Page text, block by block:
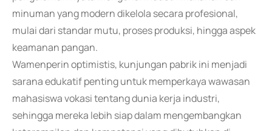
minuman yang modern dikelola secara profesional,
mulai dari standar mutu, proses produksi, hingga aspek
keamanan pangan.
Wamenperin optimistis, kunjungan pabrik ini menjadi
sarana edukatif penting untuk memperkaya wawasan
mahasiswa vokasi tentang dunia kerja industri,
sehingga mereka lebih siap dalam mengembangkan